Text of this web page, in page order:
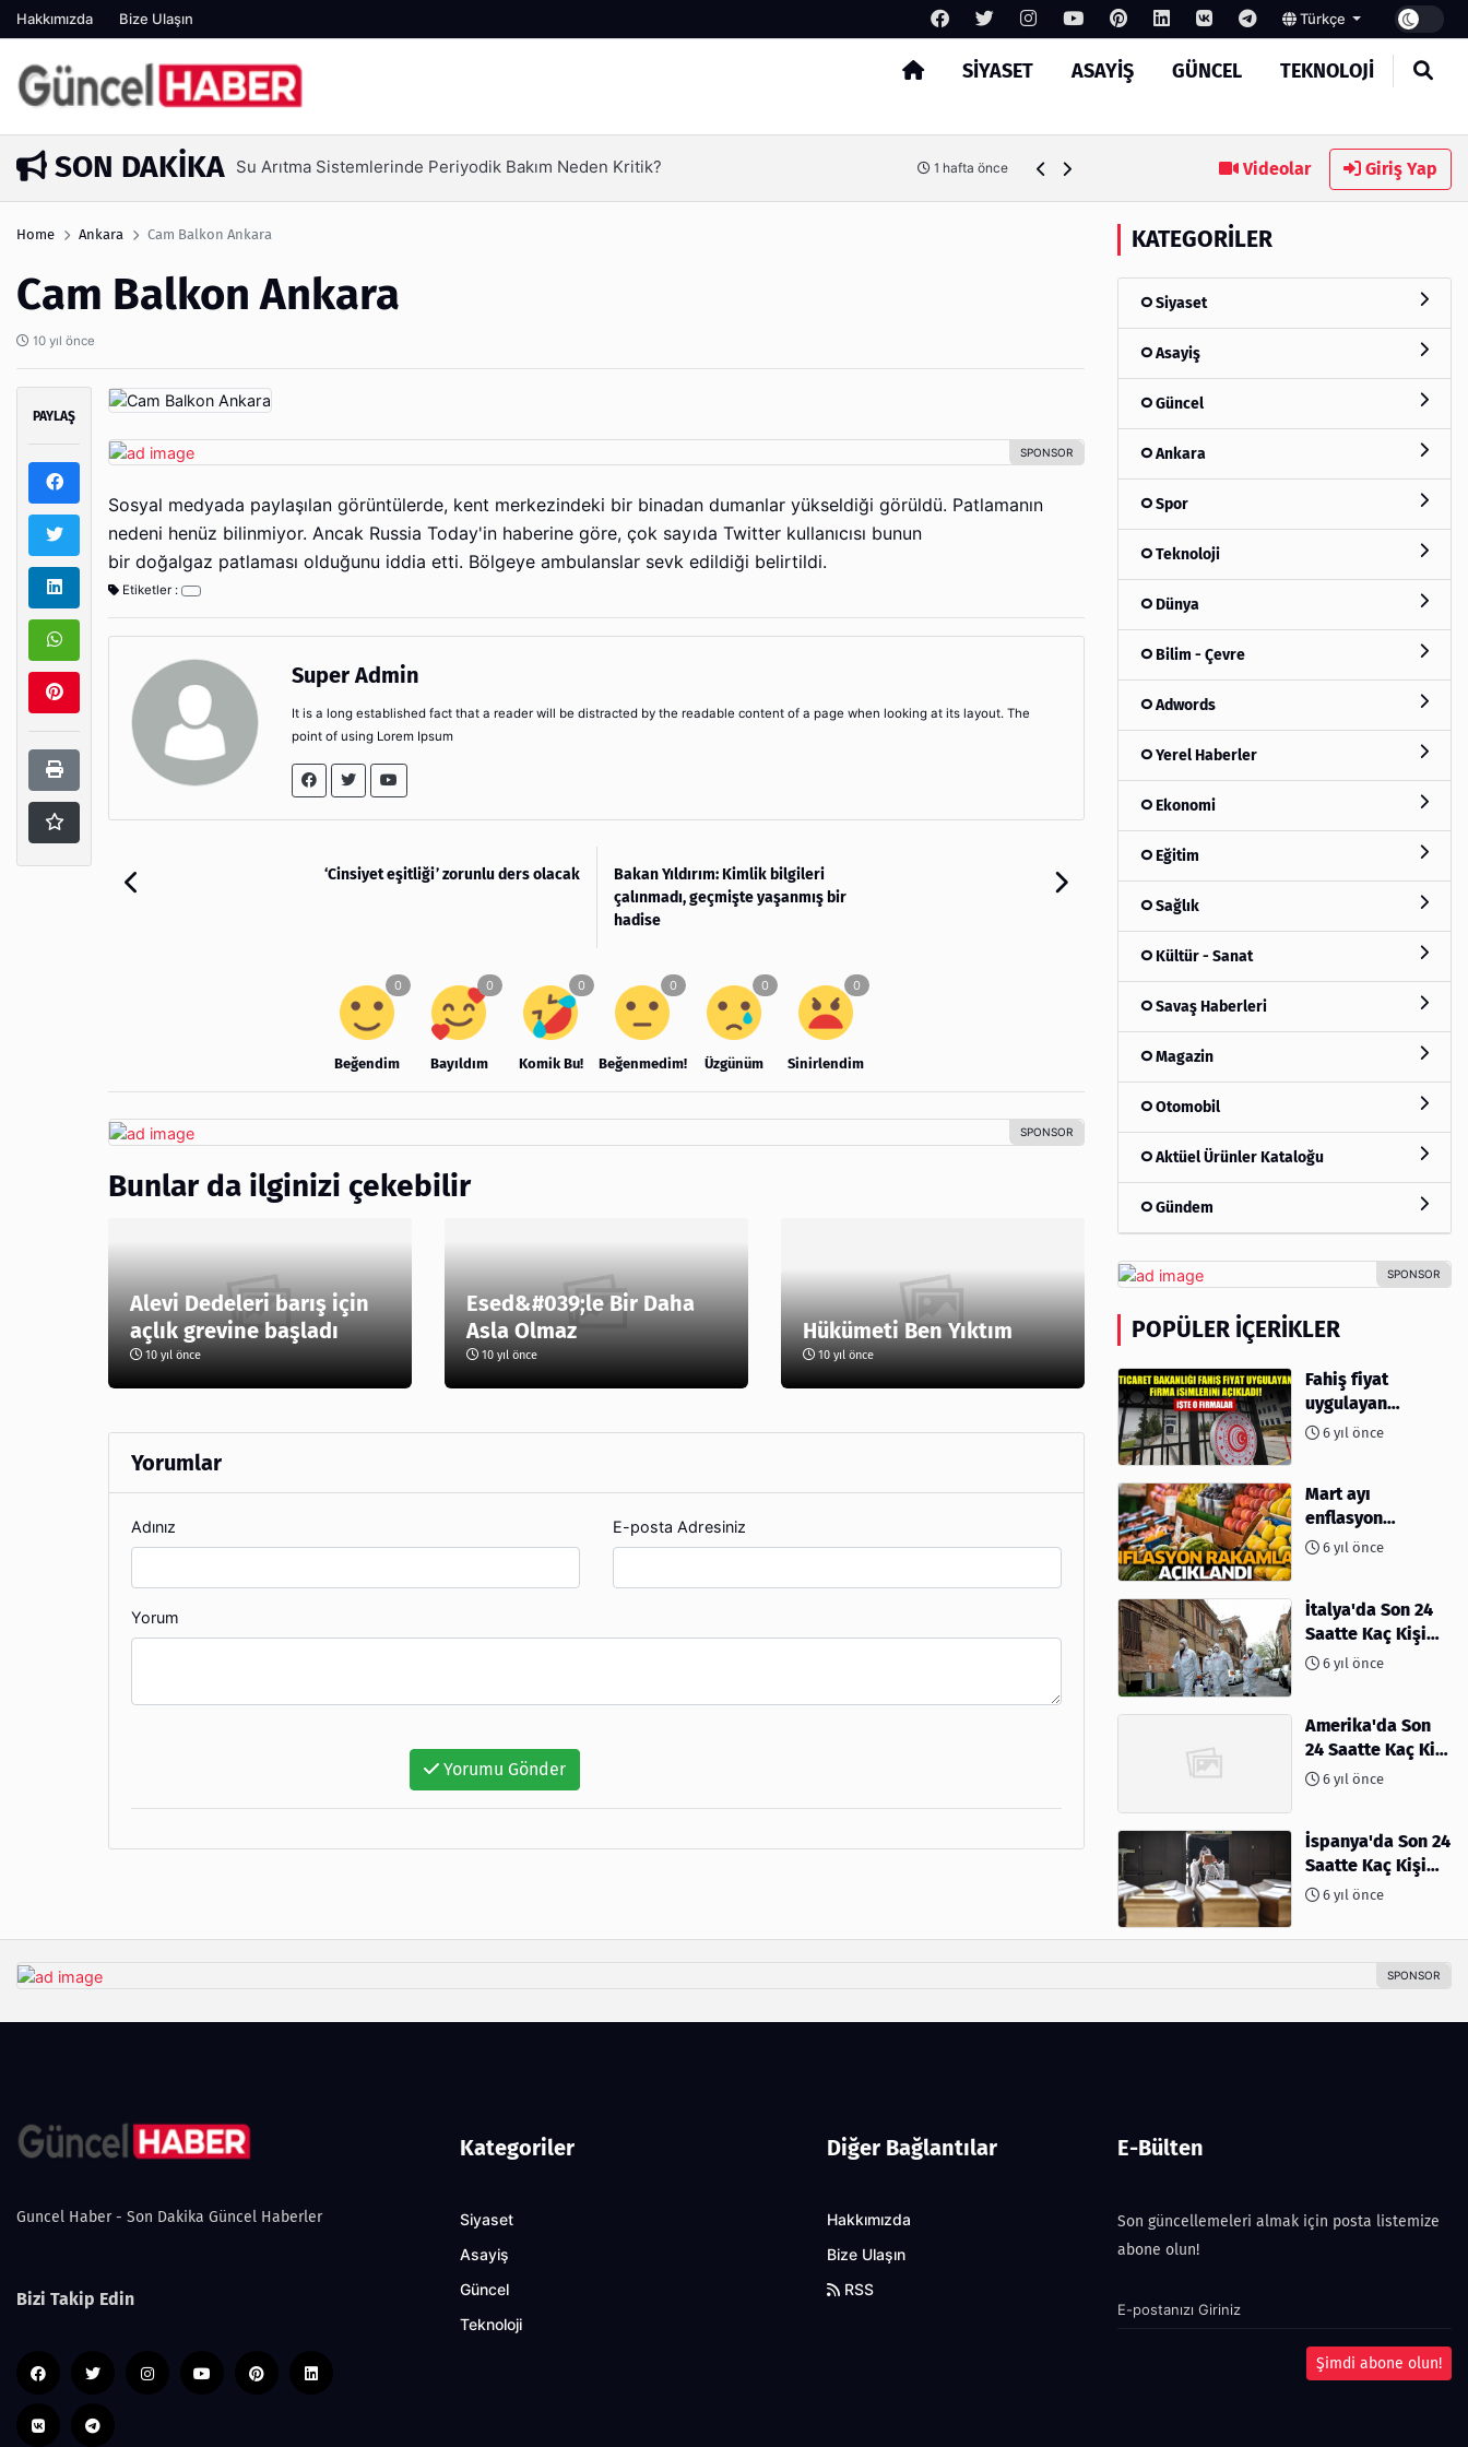
Hakkımızda Bize Ulaşın Türkçe
SIYASET ASAYIŞ GÜNCEL TEKNOLOJI
Arama
SON DAKIKA 1 hafta önceAmbalaj Süreçlerinde Yeni Nesil Verimliliği Olimpack ile Yakalayın MASROKİT Eğitim Kitleri ile Elektronik
Videolar Giriş Yap
Home Ankara Cam Balkon Ankara
Cam Balkon Ankara
10 yıl önce
PAYLAŞ
Sosyal medyada paylaşılan görüntülerde, kent merkezindeki bir binadan dumanlar yükseldiği görüldü. Patlamanın
nedeni henüz bilinmiyor. Ancak Russia Today'in haberine göre, çok sayıda Twitter kullanıcısı bunun
bir doğalgaz patlaması olduğunu iddia etti. Bölgeye ambulanslar sevk edildiği belirtildi.
Etiketler :
Super Admin
It is a long established fact that a reader will be distracted by the readable content of a page when looking at its layout. The
point of using Lorem Ipsum
‘Cinsiyet eşitliği’ zorunlu ders olacak
Bakan Yıldırım: Kimlik bilgileri
çalınmadı, geçmişte yaşanmış bir
hadise
Beğendim Bayıldım Komik Bu! Beğenmedim! Üzgünüm Sinirlendim
Bunlar da ilginizi çekebilir
Alevi Dedeleri barış için
açlık grevine başladı
10 yıl önce
Esed&#039;le Bir Daha
Asla Olmaz
10 yıl önce
Hükümeti Ben Yıktım
10 yıl önce
Yorumlar
Adınız E-posta Adresiniz
Yorum
Yorumu Gönder
KATEGORILER
Siyaset
Asayiş
Güncel
Ankara
Spor
Teknoloji
Dünya
Bilim - Çevre
Adwords
Yerel Haberler
Ekonomi
Eğitim
Sağlık
Kültür - Sanat
Savaş Haberleri
Magazin
Otomobil
Aktüel Ürünler Kataloğu
Gündem
POPÜLER İÇERIKLER
Fahiş fiyat
uygulayan
firmalar açıklandı
6 yıl önce
Mart ayı
enflasyon
rakamları
6 yıl önce
İtalya'da Son 24
Saatte Kaç Kişi
Öldü6 yıl önce
Amerika'da Son
24 Saatte Kaç Kişi
Öldü - 06 Nisan
6 yıl önce
İspanya'da Son 24
Saatte Kaç Kişi
Öldü6 yıl önce
Guncel Haber - Son Dakika Güncel Haberler
Bizi Takip Edin
Kategoriler
Siyaset
Asayiş
Güncel
Teknoloji
Diğer Bağlantılar
Hakkımızda
Bize Ulaşın
RSS
E-Bülten
Son güncellemeleri almak için posta listemize
abone olun!
Şimdi abone olun!